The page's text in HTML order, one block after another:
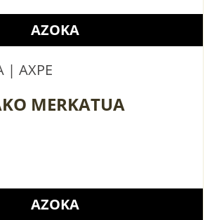
AZOKA
| AXPE
MERKATUA
AZOKA